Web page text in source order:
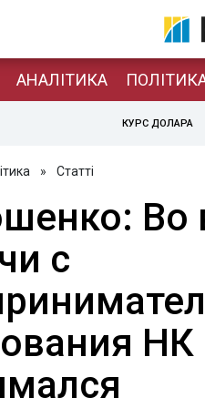
АНАЛІТИКА
КУРС ДОЛАРА
» Статті
Во
с
НК